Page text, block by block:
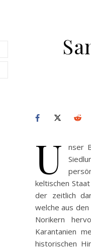
U
nser
keltischen
der zeitlich
welche aus
Norikern
Karantanien
historischen